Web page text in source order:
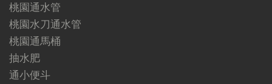
桃園通水管
桃園水刀通水管
桃園通馬桶
抽水肥
通小便斗